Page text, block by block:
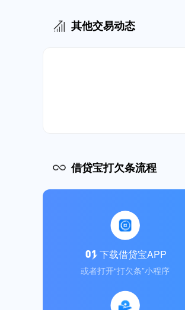
其他交易动态
借贷宝打欠条流程
下载借贷宝APP
或者打开“打欠条”小程序